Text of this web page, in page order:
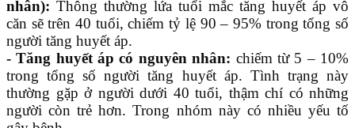
nhân): Thông thường lứa tuổi mắc tăng huyết áp vô
căn sẽ trên 40 tuổi, chiếm tỷ lệ 90 – 95% trong tổng số
người tăng huyết áp.
- Tăng huyết áp có nguyên nhân: chiếm từ 5 – 10%
trong tổng số người tăng huyết áp. Tình trạng này
thường gặp ở người dưới 40 tuổi, thậm chí có những
người còn trẻ hơn. Trong nhóm này có nhiều yếu tố